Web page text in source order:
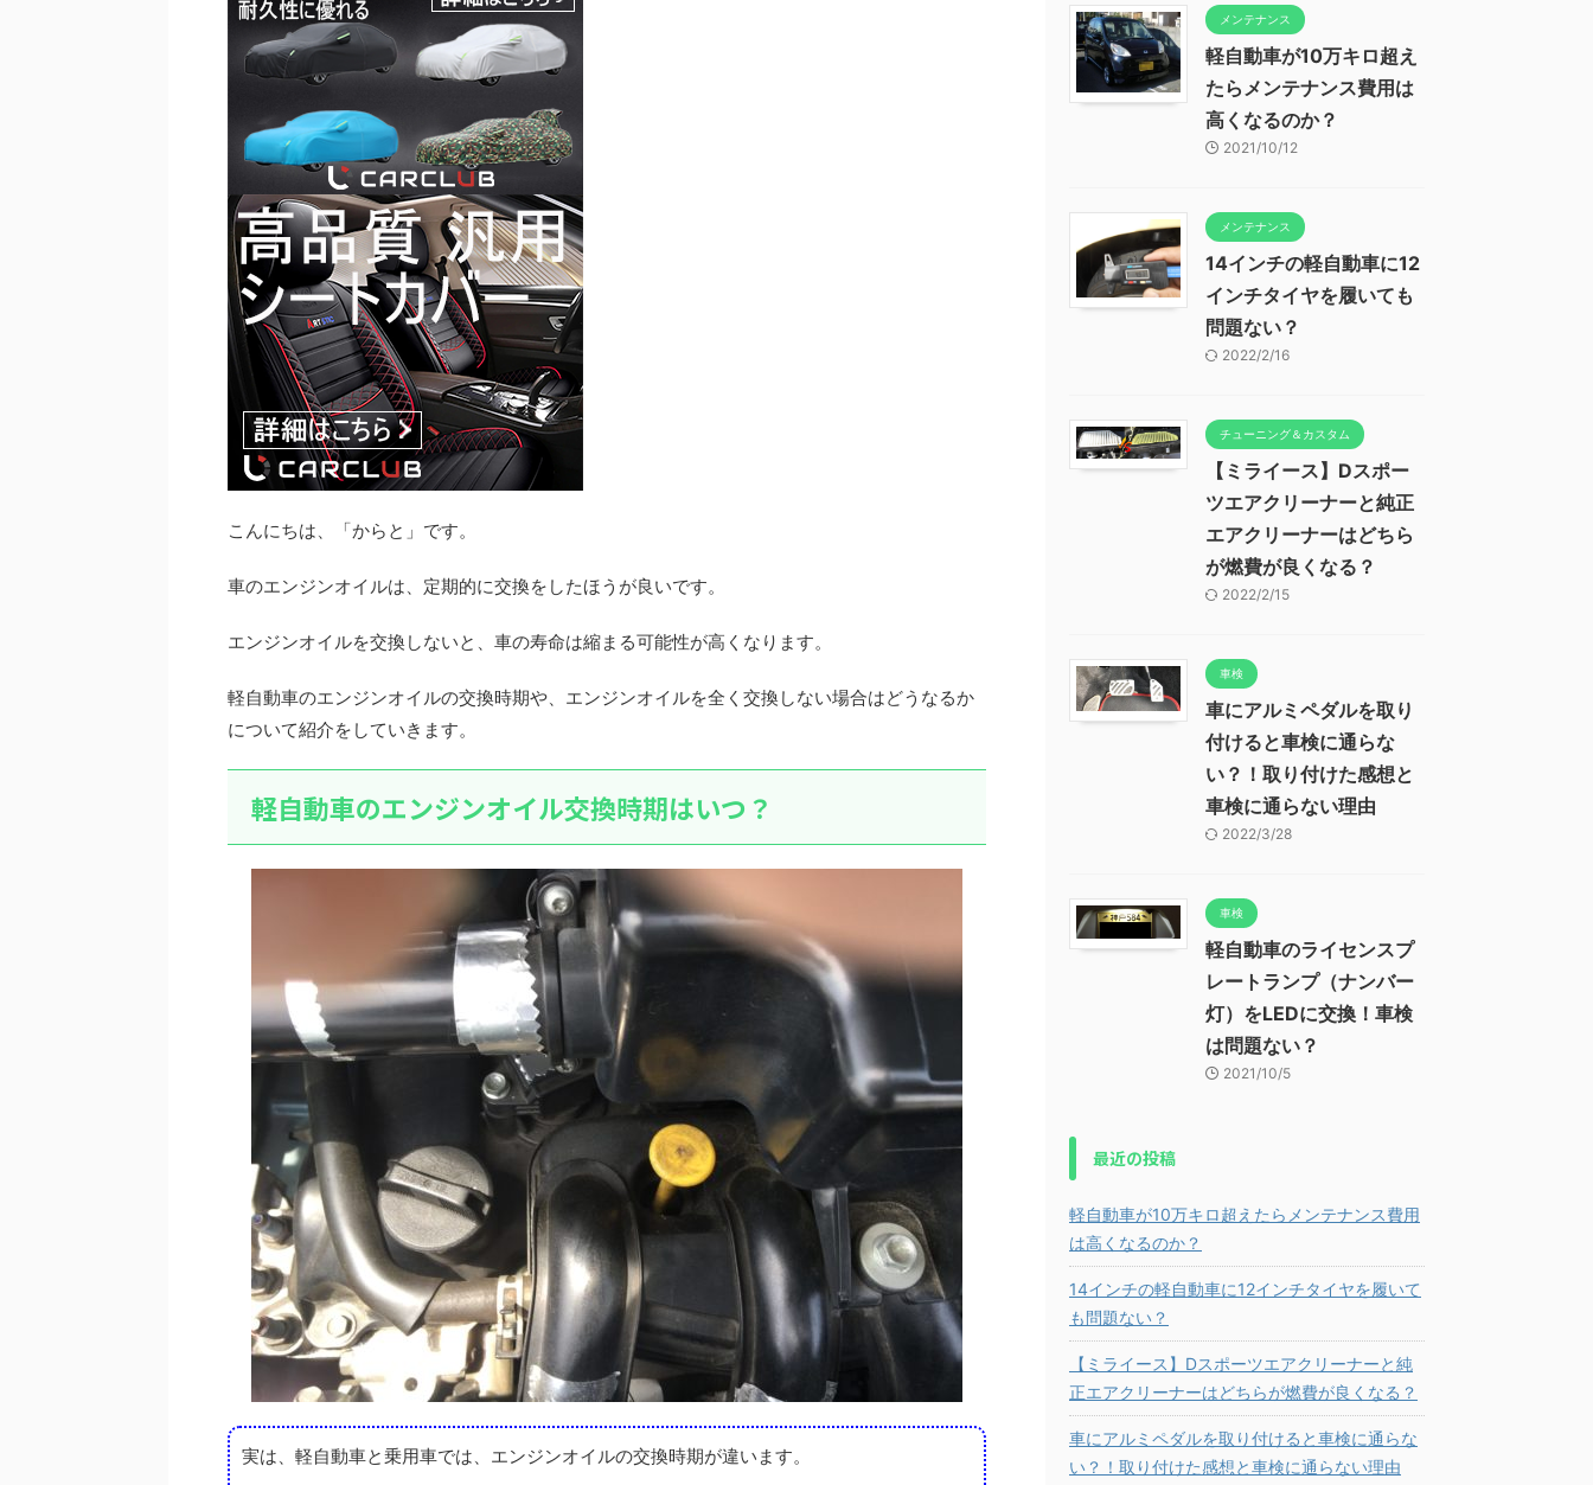
こんにちは、「からと」です。
車のエンジンオイルは、定期的に交換をしたほうが良いです。
エンジンオイルを交換しないと、車の寿命は縮まる可能性が高くなります。
軽自動車のエンジンオイルの交換時期や、エンジンオイルを全く交換しない場合はどうなるか
について紹介をしていきます。
軽自動車のエンジンオイル交換時期はいつ？
実は、軽自動車と乗用車では、エンジンオイルの交換時期が違います。
メンテナンス
軽自動車が10万キロ超え
たらメンテナンス費用は
高くなるのか？
2021/10/12
メンテナンス
14インチの軽自動車に12
インチタイヤを履いても
問題ない？
2022/2/16
チューニング＆カスタム
【ミライース】Dスポー
ツエアクリーナーと純正
エアクリーナーはどちら
が燃費が良くなる？
2022/2/15
車検
車にアルミペダルを取り
付けると車検に通らな
い？！取り付けた感想と
車検に通らない理由
2022/3/28
車検
軽自動車のライセンスプ
レートランプ（ナンバー
灯）をLEDに交換！車検
は問題ない？
2021/10/5
最近の投稿
軽自動車が10万キロ超えたらメンテナンス費用
は高くなるのか？
14インチの軽自動車に12インチタイヤを履いて
も問題ない？
【ミライース】Dスポーツエアクリーナーと純
正エアクリーナーはどちらが燃費が良くなる？
車にアルミペダルを取り付けると車検に通らな
い？！取り付けた感想と車検に通らない理由